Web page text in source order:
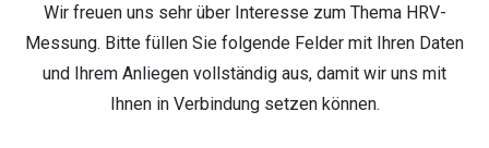
Wir freuen uns sehr über Interesse zum Thema HRV-
Messung. Bitte füllen Sie folgende Felder mit Ihren Daten
und Ihrem Anliegen vollständig aus, damit wir uns mit
Ihnen in Verbindung setzen können.